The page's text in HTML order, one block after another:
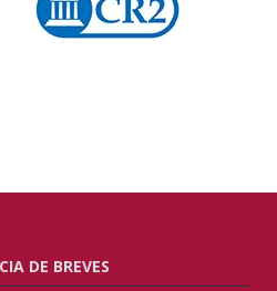
DE BREVES